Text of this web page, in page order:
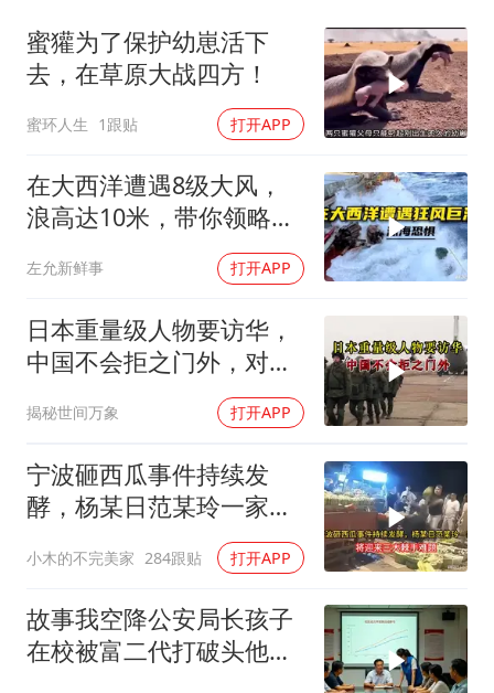
多地要求领导干部带头休假
80后女柜员逆袭成4200亿银行副行长
女子利用漏洞0元薅走3000多件家电
奋进开新局 实干挑大梁
蜜獾为了保护幼崽活下
去，在草原大战四方！
蜜环人生 1跟贴 打开APP
在大西洋遭遇8级大风，
浪高达10米，带你领略最
左允新鲜事 打开APP
日本重量级人物要访华，
中国不会拒之门外，对日
揭秘世间万象 打开APP
宁波砸西瓜事件持续发
酵，杨某日范某玲一家，
将迎来三大棘手难题
小木的不完美家 284跟贴 打开APP
故事我空降公安局长孩子
在校被富二代打破头他爹